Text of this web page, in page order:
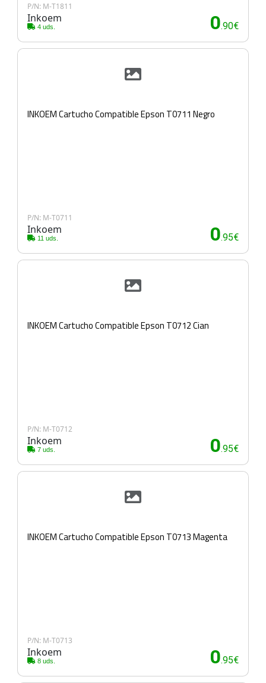
P/N: M-T1811
Inkoem
4 uds. 0.90€
INKOEM Cartucho Compatible Epson T0711 Negro
P/N: M-T0711
Inkoem
11 uds. 0.95€
INKOEM Cartucho Compatible Epson T0712 Cian
P/N: M-T0712
Inkoem
7 uds. 0.95€
INKOEM Cartucho Compatible Epson T0713 Magenta
P/N: M-T0713
Inkoem
8 uds. 0.95€